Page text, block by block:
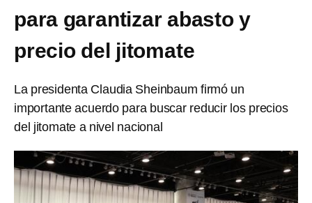
para garantizar abasto y
precio del jitomate
La presidenta Claudia Sheinbaum firmó un
importante acuerdo para buscar reducir los precios
del jitomate a nivel nacional